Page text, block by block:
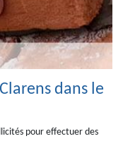
dans le
pour effectuer des